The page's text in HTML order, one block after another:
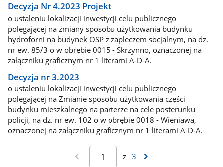
Decyzja Nr 4.2023 Projekt
o ustaleniu lokalizacji inwestycji celu publicznego
polegającej na zmiany sposobu użytkowania budynku
hydroforni na budynek OSP z zapleczem socjalnym, na dz.
nr ew. 85/3 o w obrębie 0015 - Skrzynno, oznaczonej na
załączniku graficznym nr 1 literami A-D-A.
Decyzja nr 3.2023
o ustaleniu lokalizacji inwestycji celu publicznego
polegającej na Zmianie sposobu użytkowania części
budynku mieszkalnego na parterze na cele posterunku
policji, na dz. nr ew. 102 o w obrębie 0018 - Wieniawa,
oznaczonej na załączniku graficznym nr 1 literami A-D-A.
z 3